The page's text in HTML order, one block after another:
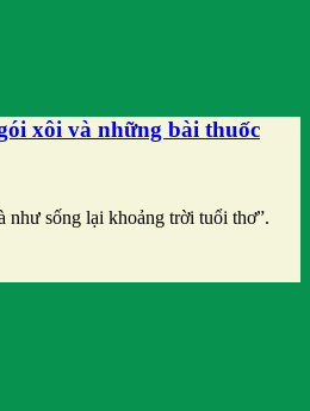
xôi và những bài thuốc
như sống lại khoảng trời tuổi thơ”.